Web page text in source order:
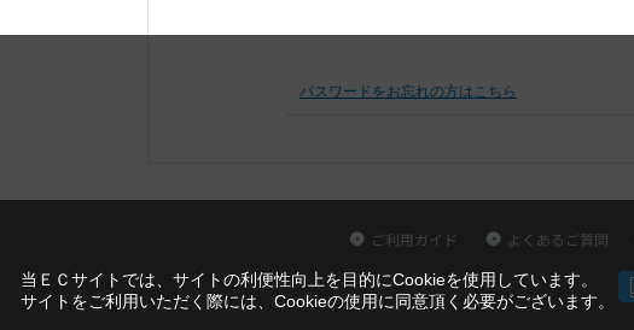
パスワードをお忘れの方はこちら
ご利用ガイド よくあるご質問
当ＥＣサイトでは、サイトの利便性向上を目的にCookieを使用しています。
サイトをご利用いただく際には、Cookieの使用に同意頂く必要がございます。